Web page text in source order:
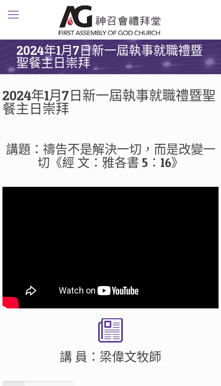
2024年1月7日新一屆執事就職禮暨
聖餐主日崇拜
2024年1月7日新一屆執事就職禮暨聖
餐主日崇拜
講題：禱告不是解決一切，而是改變一
切《經 文：雅各書 5：16》
講 員：梁偉文牧師